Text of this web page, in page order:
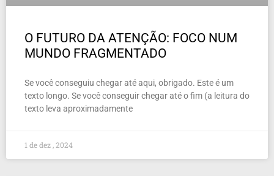
O FUTURO DA ATENÇÃO: FOCO NUM
MUNDO FRAGMENTADO
Se você conseguiu chegar até aqui, obrigado. Este é um
texto longo. Se você conseguir chegar até o fim (a leitura do
texto leva aproximadamente
1 de dez , 2024